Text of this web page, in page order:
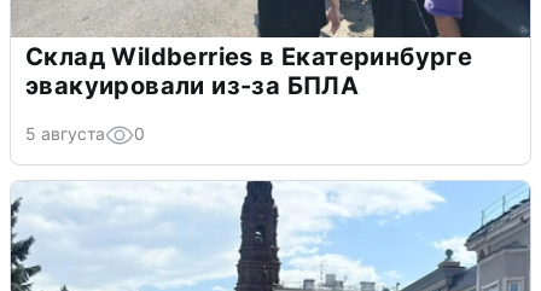
Склад Wildberries в Екатеринбурге
эвакуировали из-за БПЛА
5 августа 0